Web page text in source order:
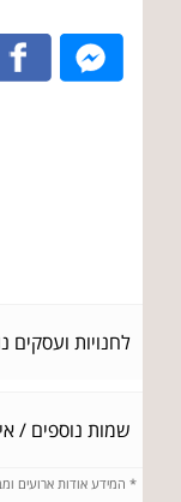
לחנויות ועסקים
שמות נוספים /
* המידע אודות ארועים